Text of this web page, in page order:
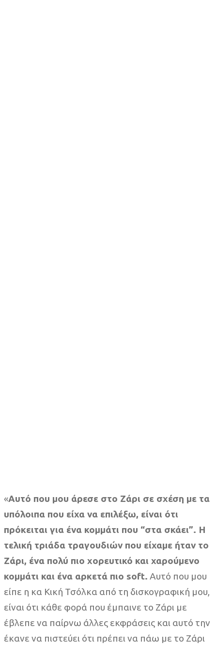
«Αυτό που μου άρεσε στο Ζάρι σε σχέση με τα
υπόλοιπα που είχα να επιλέξω, είναι ότι
πρόκειται για ένα κομμάτι που “στα σκάει”. Η
τελική τριάδα τραγουδιών που είχαμε ήταν το
Ζάρι, ένα πολύ πιο χορευτικό και χαρούμενο
κομμάτι και ένα αρκετά πιο soft. Αυτό που μου
είπε η κα Κική Τσόλκα από τη δισκογραφική μου,
είναι ότι κάθε φορά που έμπαινε το Ζάρι με
έβλεπε να παίρνω άλλες εκφράσεις και αυτό την
έκανε να πιστεύει ότι πρέπει να πάω με το Ζάρι